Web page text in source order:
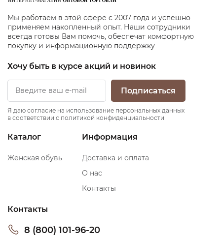
Мы работаем в этой сфере с 2007 года и успешно
применяем накопленный опыт. Наши сотрудники
всегда готовы Вам помочь, обеспечат комфортную
покупку и информационную поддержку
Хочу быть в курсе акций и новинок
Подписаться
Я даю согласие на использование персональных данных
в соответствии с политикой конфиденциальности
Каталог
Женская обувь
Информация
Доставка и оплата
О нас
Контакты
Контакты
8 (800) 101-96-20